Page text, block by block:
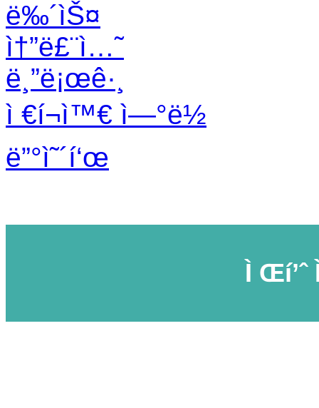
ë‰´ìŠ¤
ì†”ë£¨ì…˜
ë¸”ë¡œê·¸
ì €í¬ì™€ ì—°ë½
ë”°ì˜´í‘œ
Ì Œí’ˆ